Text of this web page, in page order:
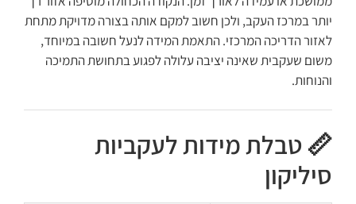
יותר במרכז העקב, ולכן חשוב למקם אותה בצורה מדויקת מתחת
לאזור הדריכה המרכזי. התאמת המידה לנעל חשובה במיוחד,
משום שעקבית שאינה יציבה עלולה לפגוע בתחושת התמיכה
והנוחות.
📏 טבלת מידות לעקביות
סיליקון